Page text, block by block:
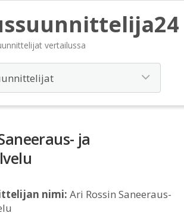
vertailussa
ja
nimi: Ari Rossin Saneeraus-